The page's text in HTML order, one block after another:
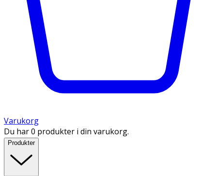
Varukorg
Du har 0 produkter i din varukorg.
Produkter